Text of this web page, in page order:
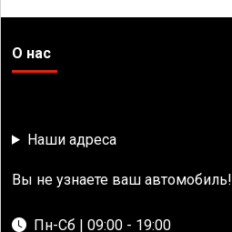
О нас
Наши адреса
Вы не узнаете ваш автомобиль!
Пн-Сб | 09:00 - 19:00